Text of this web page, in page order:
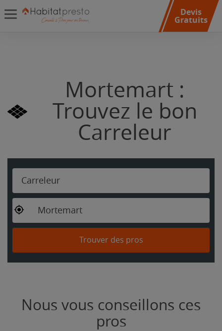
Devis
Gratuits
Mortemart :
Trouvez le bon
Carreleur
Carreleur
Mortemart
Trouver des pros
Nous vous conseillons ces
pros